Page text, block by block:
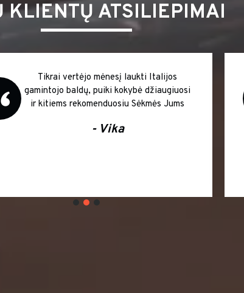
KLIENTŲ ATSILIEPIMAI
Tikrai vertėjo mėnesį laukti Italijos
gamintojo baldų, puiki kokybė džiaugiuosi
ir kitiems rekomenduosiu Sėkmės Jums
- Vika